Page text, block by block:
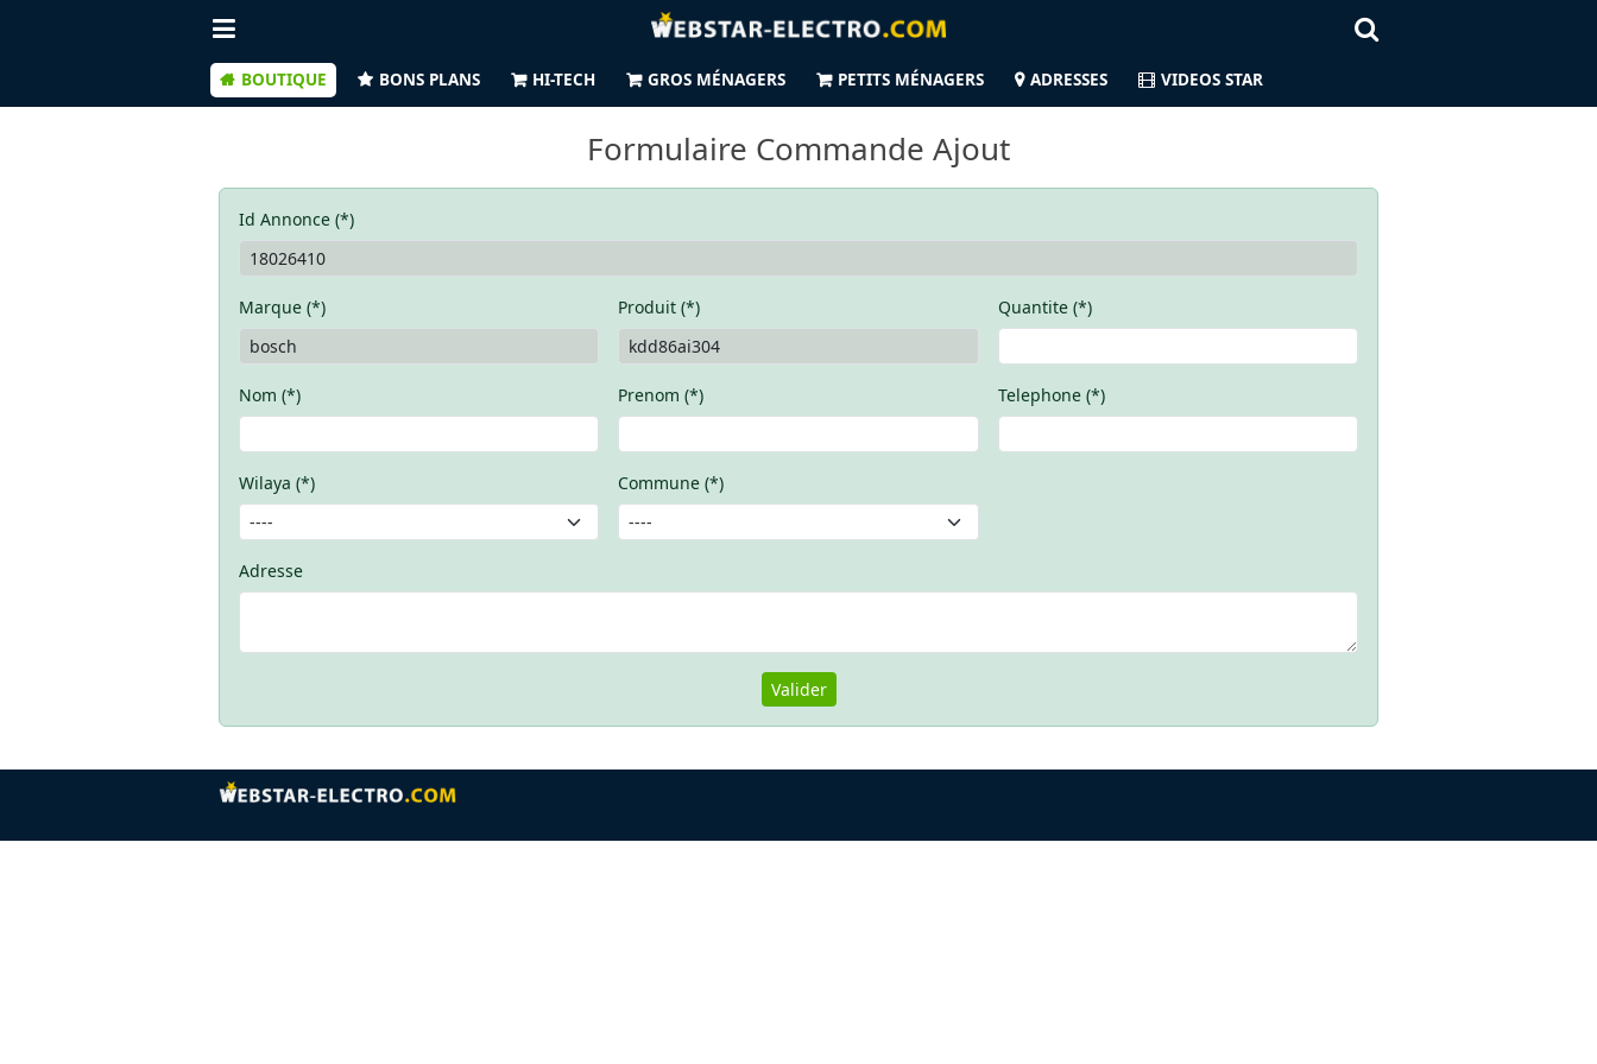
BOUTIQUE BONS PLANS HI-TECH GROS MÉNAGERS PETITS MÉNAGERS ADRESSES VIDEOS STAR
Formulaire Commande Ajout
Id Annonce (*)
Marque (*) Produit (*) Quantite (*)
Nom (*) Prenom (*) Telephone (*)
Wilaya (*) Commune (*)
Adresse